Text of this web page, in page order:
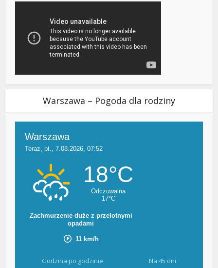
Warszawa – Pogoda dla rodziny
Godzina po godzinie Na 45 dni